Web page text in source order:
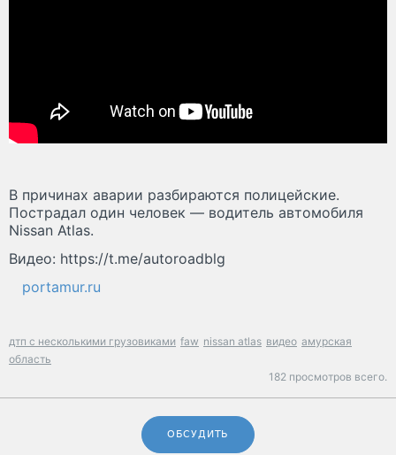
В причинах аварии разбираются полицейские.
Пострадал один человек — водитель автомобиля
Nissan Atlas.
Видео: https://t.me/autoroadblg
portamur.ru
дтп с несколькими грузовиками faw nissan atlas видео амурская
область
182 просмотров всего.
ОБСУДИТЬ